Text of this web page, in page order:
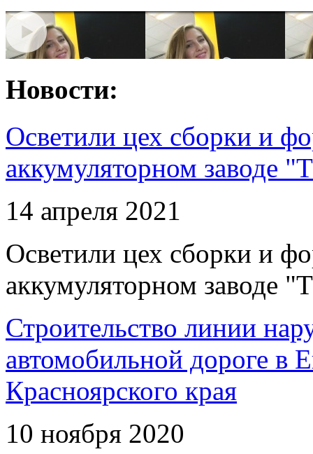
Новости:
Осветили цех сборки и
аккумуляторном заводе
14 апреля 2021
Осветили цех сборки и
аккумуляторном заводе
Строительство линии
автомобильной дороге в
Красноярского края
10 ноября 2020